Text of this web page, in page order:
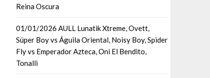
Reina Oscura
01/01/2026 AULL Lunatik Xtreme, Ovett,
Súper Boy vs Águila Oriental, Noisy Boy, Spider
Fly vs Emperador Azteca, Oni El Bendito,
Tonalli